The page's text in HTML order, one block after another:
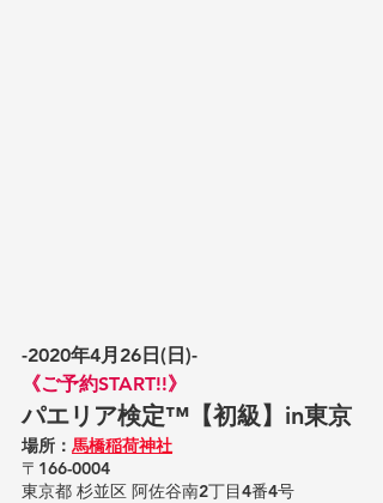
-2020年4月26日(日)-
《ご予約START!!》
パエリア検定™️【初級】in東京
場所： 馬橋稲荷神社
〒166-0004
東京都 杉並区 阿佐谷南2丁目4番4号